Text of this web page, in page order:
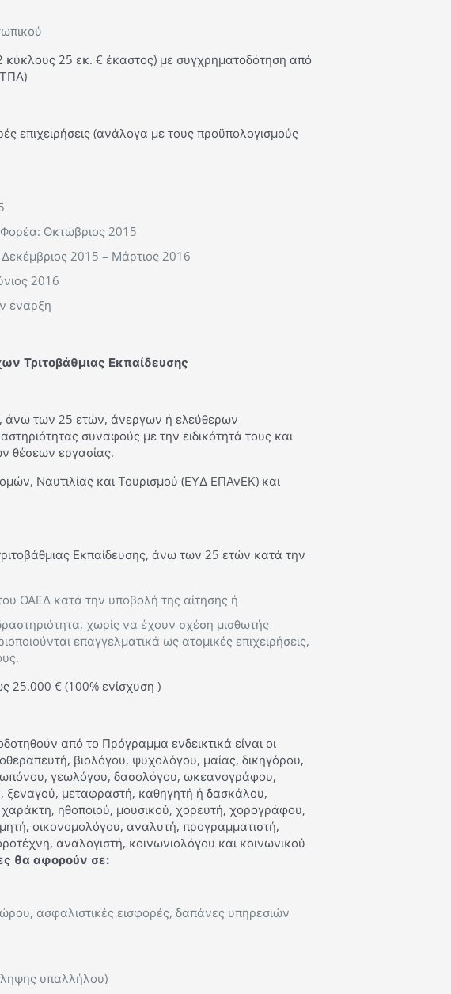
κύκλους 25 εκ. € έκαστος) με συγχρηματοδότηση από
επιχειρήσεις (ανάλογα με τους προϋπολογισμούς
Φορέα: Οκτώβριος 2015
2015 – Μάρτιος 2016
2016
έναρξη
Τριτοβάθμιας Εκπαίδευσης
άνω των 25 ετών, άνεργων ή ελεύθερων
συναφούς με την ειδικότητά τους και
θέσεων εργασίας.
Ναυτιλίας και Τουρισμού (ΕΥΔ ΕΠΑνΕΚ) και
Εκπαίδευσης, άνω των 25 ετών κατά την
ΟΑΕΔ κατά την υποβολή της αίτησης ή
χωρίς να έχουν σχέση μισθωτής
επαγγελματικά ως ατομικές επιχειρήσεις,
25.000 € (100% ενίσχυση )
από το Πρόγραμμα ενδεικτικά είναι οι
βιολόγου, ψυχολόγου, μαίας, δικηγόρου,
γεωλόγου, δασολόγου, ωκεανογράφου,
ξεναγού, μεταφραστή, καθηγητή ή δασκάλου,
ηθοποιού, μουσικού, χορευτή, χορογράφου,
οικονομολόγου, αναλυτή, προγραμματιστή,
αναλογιστή, κοινωνιολόγου και κοινωνικού
θα αφορούν σε:
ασφαλιστικές εισφορές, δαπάνες υπηρεσιών
υπαλλήλου)